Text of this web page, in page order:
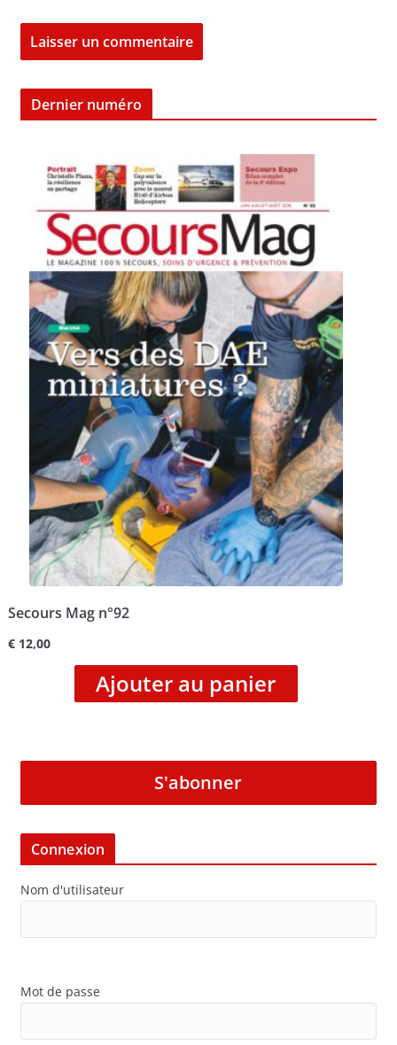
Dernier numéro
Secours Mag n°92
€12,00
Ajouter au panier
S'abonner
Connexion
Nom d'utilisateur
Mot de passe